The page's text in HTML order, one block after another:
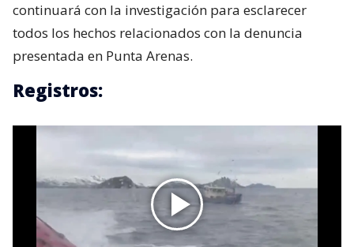
continuará con la investigación para esclarecer
todos los hechos relacionados con la denuncia
presentada en Punta Arenas.
Registros: